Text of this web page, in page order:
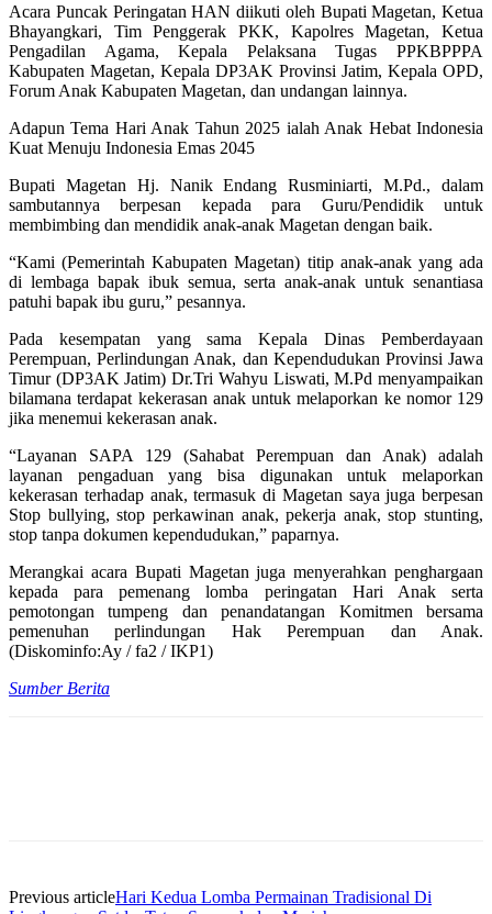
Acara Puncak Peringatan HAN diikuti oleh Bupati Magetan, Ketua
Bhayangkari, Tim Penggerak PKK, Kapolres Magetan, Ketua
Pengadilan Agama, Kepala Pelaksana Tugas PPKBPPPA
Kabupaten Magetan, Kepala DP3AK Provinsi Jatim, Kepala OPD,
Forum Anak Kabupaten Magetan, dan undangan lainnya.
Adapun Tema Hari Anak Tahun 2025 ialah Anak Hebat Indonesia
Kuat Menuju Indonesia Emas 2045
Bupati Magetan Hj. Nanik Endang Rusminiarti, M.Pd., dalam
sambutannya berpesan kepada para Guru/Pendidik untuk
membimbing dan mendidik anak-anak Magetan dengan baik.
“Kami (Pemerintah Kabupaten Magetan) titip anak-anak yang ada
di lembaga bapak ibuk semua, serta anak-anak untuk senantiasa
patuhi bapak ibu guru,” pesannya.
Pada kesempatan yang sama Kepala Dinas Pemberdayaan
Perempuan, Perlindungan Anak, dan Kependudukan Provinsi Jawa
Timur (DP3AK Jatim) Dr.Tri Wahyu Liswati, M.Pd menyampaikan
bilamana terdapat kekerasan anak untuk melaporkan ke nomor 129
jika menemui kekerasan anak.
“Layanan SAPA 129 (Sahabat Perempuan dan Anak) adalah
layanan pengaduan yang bisa digunakan untuk melaporkan
kekerasan terhadap anak, termasuk di Magetan saya juga berpesan
Stop bullying, stop perkawinan anak, pekerja anak, stop stunting,
stop tanpa dokumen kependudukan,” paparnya.
Merangkai acara Bupati Magetan juga menyerahkan penghargaan
kepada para pemenang lomba peringatan Hari Anak serta
pemotongan tumpeng dan penandatangan Komitmen bersama
pemenuhan perlindungan Hak Perempuan dan Anak.
(Diskominfo:Ay / fa2 / IKP1)
Sumber Berita
Previous articleHari Kedua Lomba Permainan Tradisional Di